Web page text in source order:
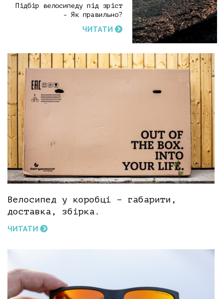
Підбір велосипеду під зріст
- Як правильно?
ЧИТАТИ
Велосипед у коробці – габарити,
доставка, збірка.
ЧИТАТИ